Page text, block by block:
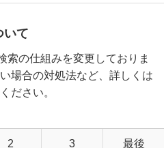
いて
索の仕組みを変更しておりま
場合の対処法など、詳しくは
ださい。
2 3 最後